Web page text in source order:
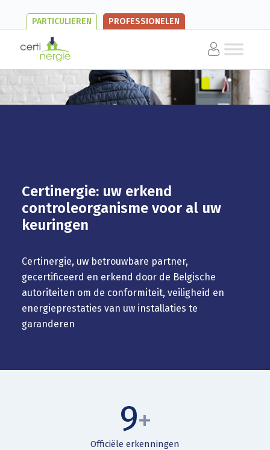
PARTICULIEREN PROFESSIONELEN
Certinergie: uw erkend
controleorganisme voor al uw
keuringen
Certinergie, uw betrouwbare partner,
gecertificeerd en erkend door de Belgische
autoriteiten om de conformiteit, veiligheid en
energieprestaties van uw installaties te
garanderen
9+
Officiële erkenningen